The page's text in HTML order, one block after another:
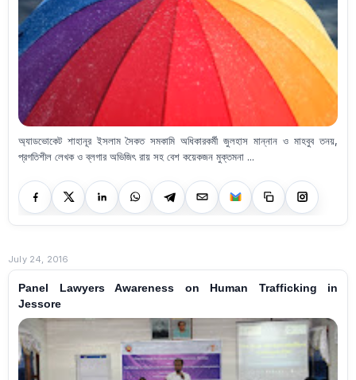
অ্যাডভোকেট শাহানূর ইসলাম সৈকত সমকামি অধিকারকর্মী জুলহাস মান্নান ও মাহবুব তনয়,
প্রগতিশীল লেখক ও ব্লগার অভিজিৎ রায় সহ বেশ কয়েকজন মুক্তমনা ...
July 24, 2016
Panel Lawyers Awareness on Human Trafficking in
Jessore